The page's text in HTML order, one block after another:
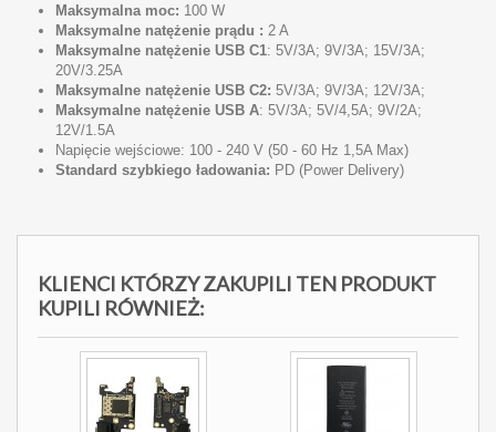
Maksymalna moc: 100 W
Maksymalne natężenie prądu : 2 A
Maksymalne natężenie USB C1: 5V/3A; 9V/3A; 15V/3A;
20V/3.25A
Maksymalne natężenie USB C2: 5V/3A; 9V/3A; 12V/3A;
Maksymalne natężenie USB A: 5V/3A; 5V/4,5A; 9V/2A;
12V/1.5A
Napięcie wejściowe: 100 - 240 V (50 - 60 Hz 1,5A Max)
Standard szybkiego ładowania: PD (Power Delivery)
KLIENCI KTÓRZY ZAKUPILI TEN PRODUKT
KUPILI RÓWNIEŻ: